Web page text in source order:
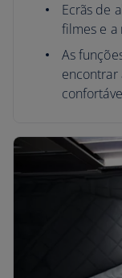
Ecrãs de
filmes e a
As
encontrar